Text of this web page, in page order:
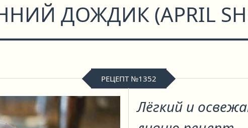
ДОЖДИК (APRIL
РЕЦЕПТ №1352
Лёгкий и